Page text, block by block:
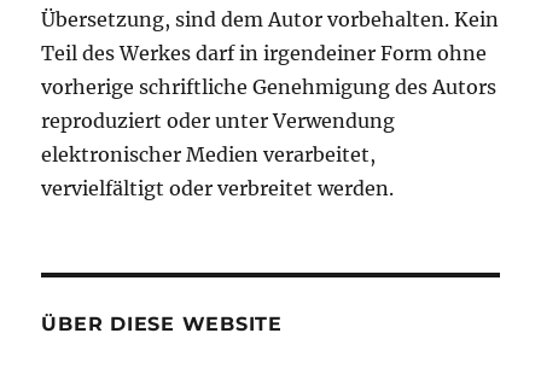
Übersetzung, sind dem Autor vorbehalten. Kein
Teil des Werkes darf in irgendeiner Form ohne
vorherige schriftliche Genehmigung des Autors
reproduziert oder unter Verwendung
elektronischer Medien verarbeitet,
vervielfältigt oder verbreitet werden.
ÜBER DIESE WEBSITE